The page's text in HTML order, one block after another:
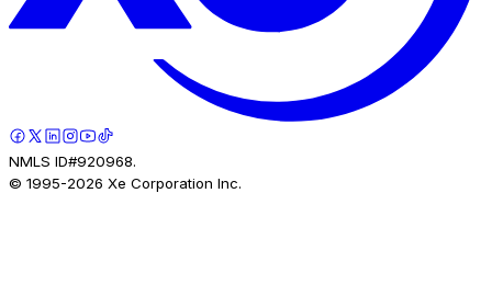
NMLS ID#920968.
© 1995-2026 Xe Corporation Inc.